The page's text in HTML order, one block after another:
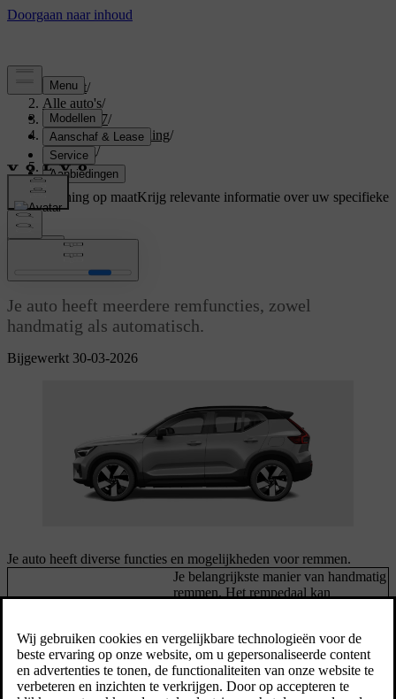
Support/
Alle auto's/
EX40 2027/
Gebruikershandleiding/
Driving/
Remmen
Ondersteuning op maatKrijg relevante informatie over uw specifieke
auto.
Bijgewerkt 30-03-2026
Je auto heeft meerdere remfuncties, zowel
handmatig als automatisch.
Je auto heeft diverse functies en mogelijkheden voor remmen.
Je belangrijkste manier van handmatig
remmen. Het rempedaal kan
afhankelijk van de rijomstandigheden.
One-pedal drive
Wanneer One Pedal Drive actief is,
kun je remmen en gasgeven met het
gaspedaal regelen.